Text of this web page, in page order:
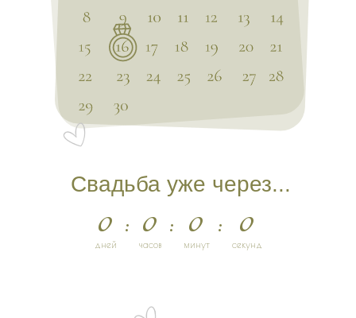
Свадьба уже через...
0
дней
: 0
часов
: 0
минут
: 0
секунд